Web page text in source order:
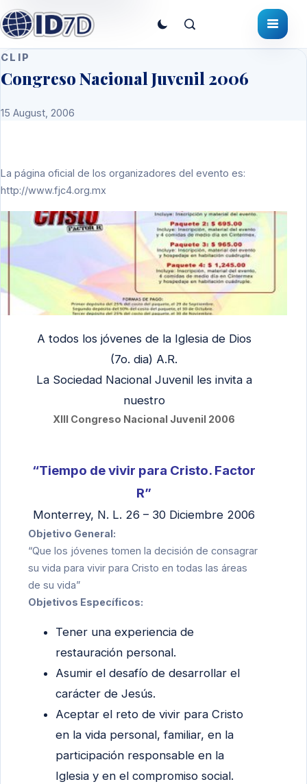
CLIP
Congreso Nacional Juvenil 2006
15 August, 2006
La página oficial de los organizadores del evento es:
http://www.fjc4.org.mx
A todos los jóvenes de la Iglesia de Dios
(7o. dia) A.R.
La Sociedad Nacional Juvenil les invita a
nuestro
XIII Congreso Nacional Juvenil 2006
“Tiempo de vivir para Cristo. Factor
R”
Monterrey, N. L. 26 – 30 Diciembre 2006
Objetivo General:
“Que los jóvenes tomen la decisión de consagrar
su vida para vivir para Cristo en todas las áreas
de su vida”
Objetivos Específicos:
Tener una experiencia de
restauración personal.
Asumir el desafío de desarrollar el
carácter de Jesús.
Aceptar el reto de vivir para Cristo
en la vida personal, familiar, en la
participación responsable en la
Iglesia y en el compromiso social.